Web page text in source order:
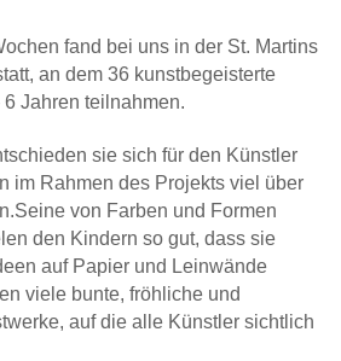
fand bei uns in der St. Martins
an dem 36 kunstbegeisterte
Jahren teilnahmen.
sie sich für den Künstler
im Rahmen des Projekts viel über
von Farben und Formen
den Kindern so gut, dass sie
auf Papier und Leinwände
viele bunte, fröhliche und
auf die alle Künstler sichtlich